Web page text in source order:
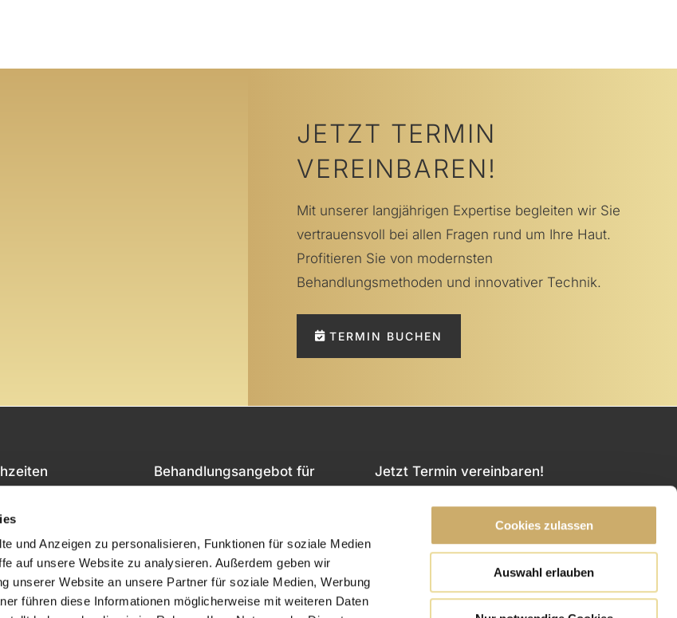
und Anzeigen zu personalisieren, Funktionen für soziale Medien
auf unsere Website zu analysieren. Außerdem geben wir
unserer Website an unsere Partner für soziale Medien, Werbung
führen diese Informationen möglicherweise mit weiteren Daten
Cookies zulassen
Auswahl erlauben
JETZT TERMIN
VEREINBAREN!
Mit unserer langjährigen Expertise begleiten wir Sie
vertrauensvoll bei allen Fragen rund um Ihre Haut.
Profitieren Sie von modernsten
Behandlungsmethoden und innovativer Technik.
TERMIN BUCHEN
– 18:00
– 18:00
– 15:00
Behandlungsangebot für
Bitte beachten Sie, dass wir
ausschließlich mit privaten
Krankenversicherern und
Jetzt Termin vereinbaren!
TERMIN BUCHEN
Termin über WhatsApp →